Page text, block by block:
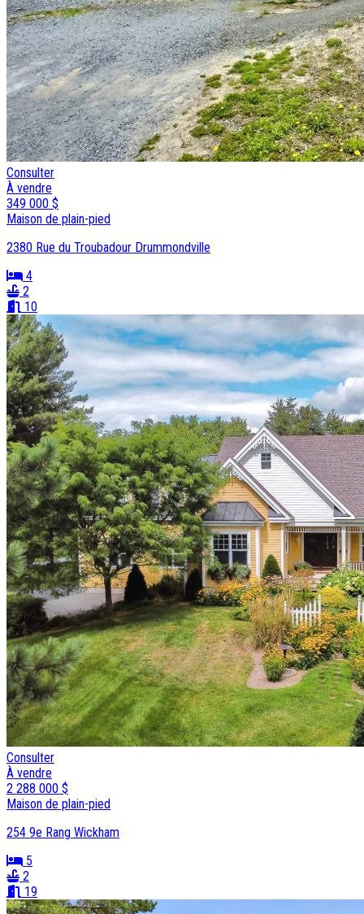
Consulter
À vendre
349 000 $
Maison de plain-pied
2380 Rue du Troubadour Drummondville
4
2
10
Consulter
À vendre
2 288 000 $
Maison de plain-pied
254 9e Rang Wickham
5
2
19